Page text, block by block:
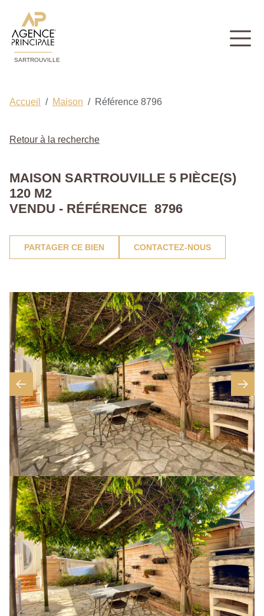
SARTROUVILLE
Accueil Maison Référence 8796
Retour à la recherche
MAISON SARTROUVILLE 5 PIÈCE(S)
120 M2
VENDU - RÉFÉRENCE 8796
PARTAGER CE BIEN CONTACTEZ-NOUS